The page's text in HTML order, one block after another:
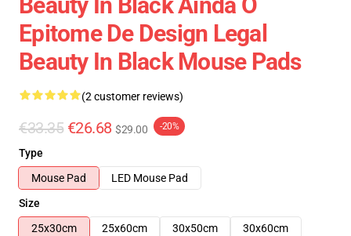
Epitome De Design Legal
Beauty In Black Mouse Pads
(2 customer reviews)
€33.35 €26.68 $29.00 -20%
Type
Mouse Pad
LED Mouse Pad
Size
25x30cm
25x60cm 30x50cm
30x60cm